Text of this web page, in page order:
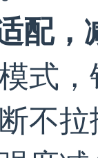
配
式
不